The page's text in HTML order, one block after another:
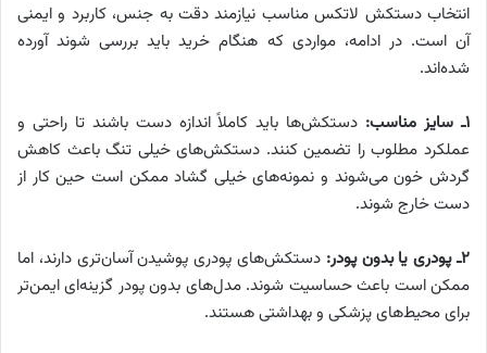
انتخاب دستکش لاتکس مناسب نیازمند دقت به جنس، کاربرد و ایمنی
آن است. در ادامه، مواردی که هنگام خرید باید بررسی شوند آورده
شده‌اند.
۱ـ سایز مناسب:
دستکش‌ها باید کاملاً اندازه دست باشند تا راحتی و
عملکرد مطلوب را تضمین کنند. دستکش‌های خیلی تنگ باعث کاهش
گردش خون می‌شوند و نمونه‌های خیلی گشاد ممکن است حین کار از
دست خارج شوند.
۲ـ پودری یا بدون پودر:
دستکش‌های پودری پوشیدن آسان‌تری دارند، اما
ممکن است باعث حساسیت شوند. مدل‌های بدون پودر گزینه‌ای ایمن‌تر
برای محیط‌های پزشکی و بهداشتی هستند.